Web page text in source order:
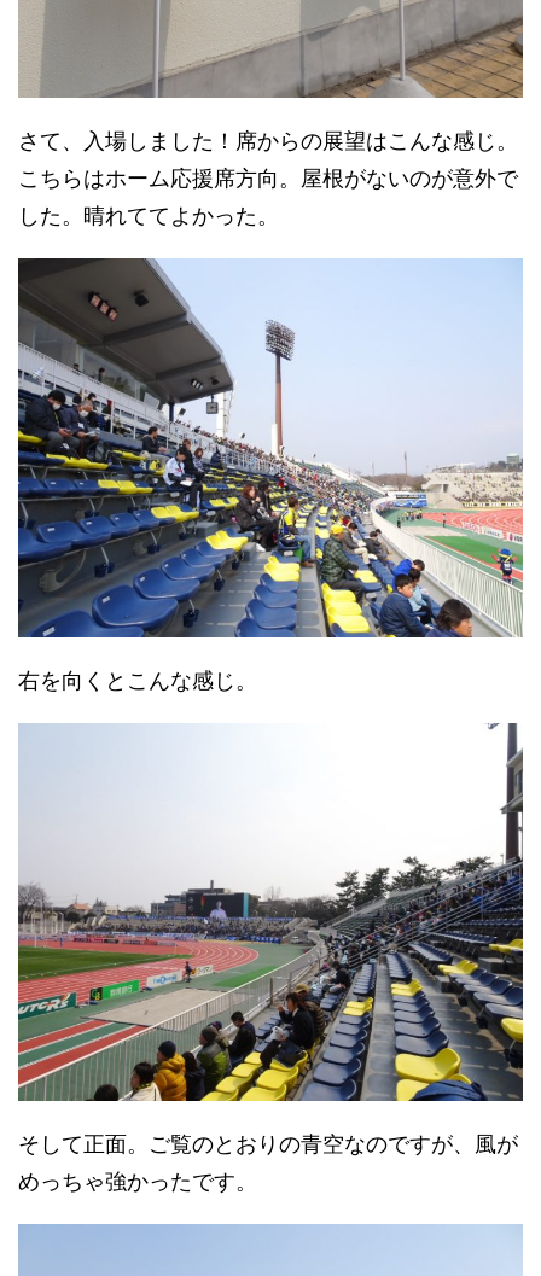
さて、入場しました！席からの展望はこんな感じ。
こちらはホーム応援席方向。屋根がないのが意外で
した。晴れててよかった。
右を向くとこんな感じ。
そして正面。ご覧のとおりの青空なのですが、風が
めっちゃ強かったです。